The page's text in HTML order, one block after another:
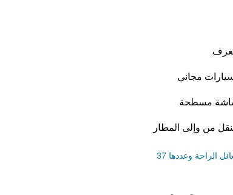
مجاني
مسطحة
من وإلى المطار
الراحة وعددها 37